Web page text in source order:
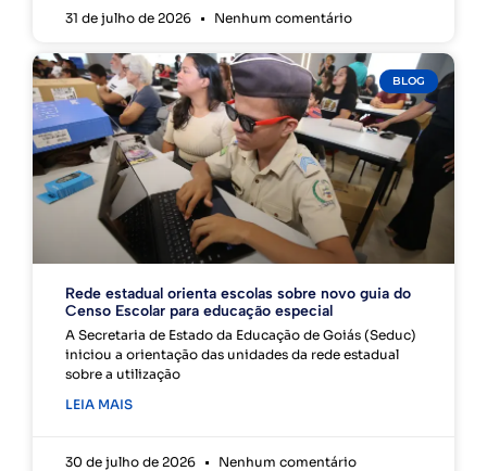
31 de julho de 2026 Nenhum comentário
BLOG
Rede estadual orienta escolas sobre novo guia do
Censo Escolar para educação especial
A Secretaria de Estado da Educação de Goiás (Seduc)
iniciou a orientação das unidades da rede estadual
sobre a utilização
LEIA MAIS
30 de julho de 2026 Nenhum comentário